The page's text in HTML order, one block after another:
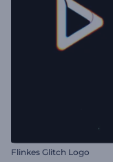
Flinkes Glitch Logo